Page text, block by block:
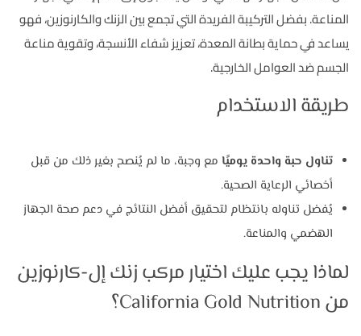
المناعة. بفضل التركيبة الفريدة التي تجمع بين الزنك والكارنوزين، فهو
يساعد في حماية بطانة المعدة، تعزيز شفاء الأنسجة، وتقوية مناعة
الجسم ضد العوامل الخارجية.
طريقة الاستخدام
تناول حبة واحدة يوميًا مع وجبة، ما لم يُنصح بغير ذلك من قبل
أخصائي الرعاية الصحية.
يُفضل تناوله بانتظام لتحقيق أفضل النتائج في دعم صحة الجهاز
الهضمي والمناعة.
لماذا يجب عليك اختيار مركب زنك إل-كارنوزين
من California Gold Nutrition؟